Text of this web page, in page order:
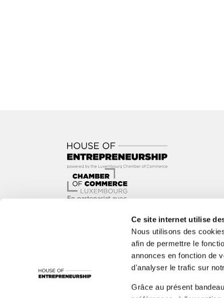
Ce site internet utilise
Nous utilisons des
afin de permettre le
annonces en fonction de
d'analyser le trafic sur
Grâce au présent
En partenariat avec
1535°, ADEM, Administration de
LBAN, LBR, Luxinnovation, MC, nyuko, Paul